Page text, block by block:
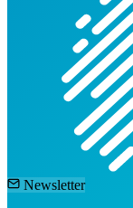
Newsletter